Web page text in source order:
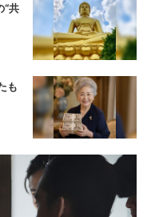
“共
も